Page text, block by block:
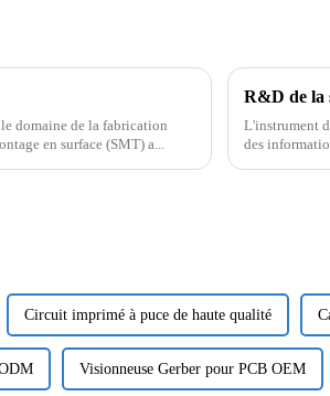
domaine de la fabrication
en surface (SMT) a...
L'instrument
des
Circuit imprimé à puce de haute qualité
Visionneuse Gerber pour PCB OEM